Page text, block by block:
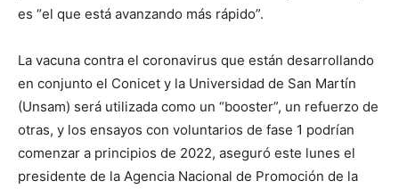
es “el que está avanzando más rápido”.
La vacuna contra el coronavirus que están desarrollando
en conjunto el Conicet y la Universidad de San Martín
(Unsam) será utilizada como un “booster”, un refuerzo de
otras, y los ensayos con voluntarios de fase 1 podrían
comenzar a principios de 2022, aseguró este lunes el
presidente de la Agencia Nacional de Promoción de la